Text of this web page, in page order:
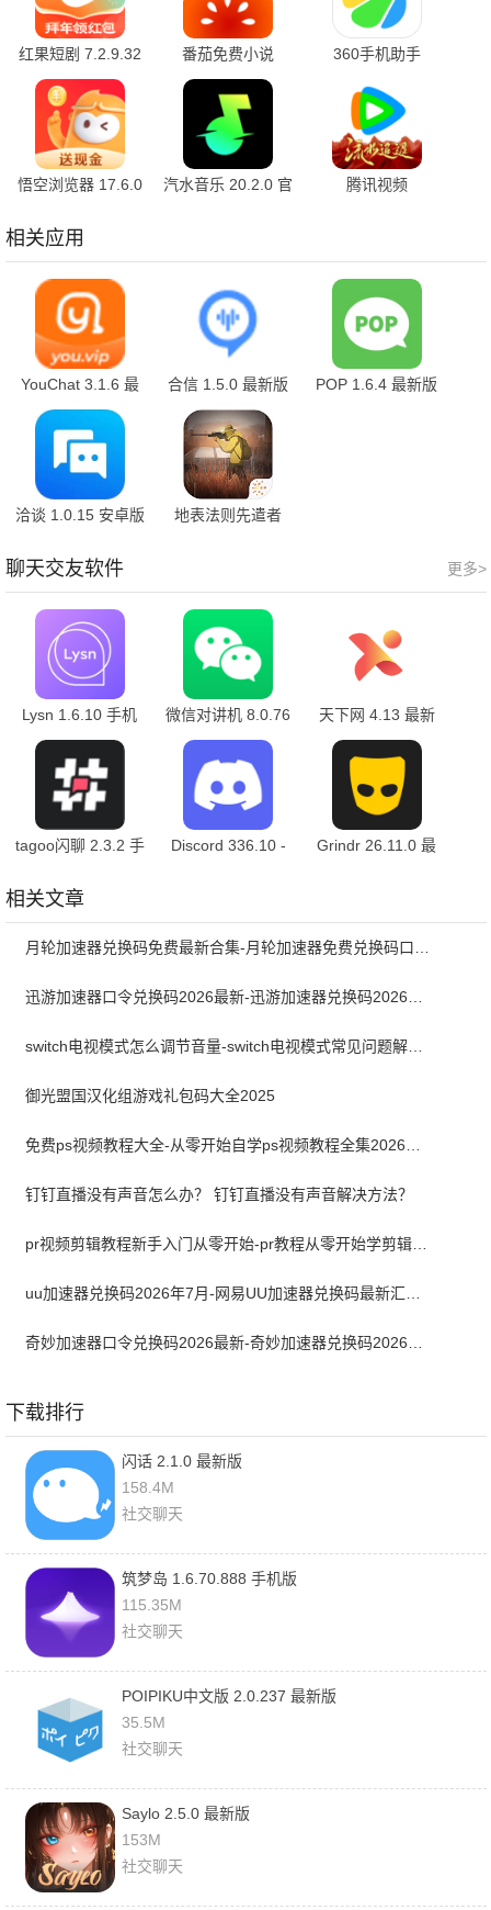
红果短剧 7.2.9.32
官方版
番茄免费小说
7.2.9.32 安卓版
360手机助手
悟空浏览器 17.6.0
汽水音乐 20.2.0 官
腾讯视频
相关应用
YouChat 3.1.6 最
新版
合信 1.5.0 最新版 POP 1.6.4 最新版
洽谈 1.0.15 安卓版
地表法则先遣者
更多>
聊天交友软件
Lysn 1.6.10 手机
版
微信对讲机 8.0.76
最新版
天下网 4.13 最新
版
tagoo闪聊 2.3.2 手
Discord 336.10 -
Grindr 26.11.0 最
相关文章
switch电视模式怎么调节音量-switch电视模式常见问题解决方案
御光盟国汉化组游戏礼包码大全2025
钉钉直播没有声音怎么办？ 钉钉直播没有声音解决方法？
pr视频剪辑教程新手入门从零开始-pr教程从零开始学剪辑全集免费
下载排行
闪话 2.1.0 最新版
158.4M
社交聊天
筑梦岛 1.6.70.888 手机版
115.35M
社交聊天
POIPIKU中文版 2.0.237 最新版
35.5M
社交聊天
Saylo 2.5.0 最新版
153M
社交聊天